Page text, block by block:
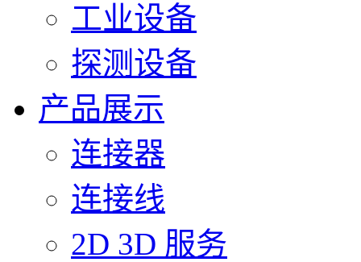
工业设备
探测设备
产品展示
连接器
连接线
2D 3D 服务